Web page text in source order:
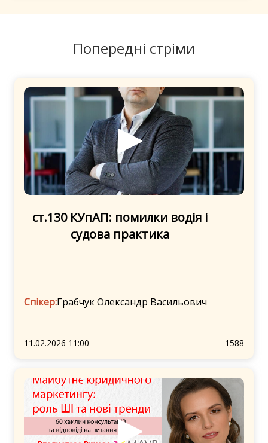
Попередні стріми
ст.130 КУпАП: помилки водія і
судова практика
Спікер:Грабчук Олександр Васильович
11.02.2026 11:00 1588